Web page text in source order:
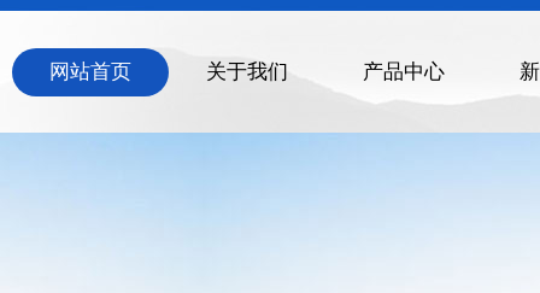
网站首页 关于我们 产品中心